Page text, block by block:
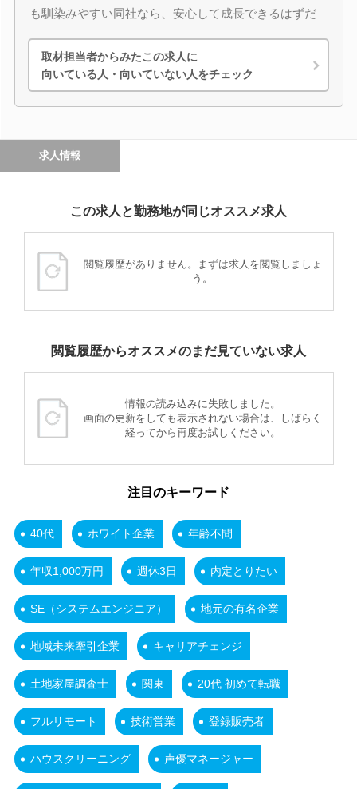
も馴染みやすい同社なら、安心して成長できるはずだ
取材担当者からみたこの求人に
向いている人・向いていない人をチェック
求人情報
この求人と勤務地が同じオススメ求人
閲覧履歴がありません。まずは求人を閲覧しましょ
う。
閲覧履歴からオススメのまだ見ていない求人
情報の読み込みに失敗しました。
画面の更新をしても表示されない場合は、しばらく
経ってから再度お試しください。
注目のキーワード
40代 ホワイト企業 年齢不問
年収1,000万円 週休3日 内定とりたい
SE（システムエンジニア） 地元の有名企業
地域未来牽引企業 キャリアチェンジ
土地家屋調査士 関東 20代 初めて転職
フルリモート 技術営業 登録販売者
ハウスクリーニング 声優マネージャー